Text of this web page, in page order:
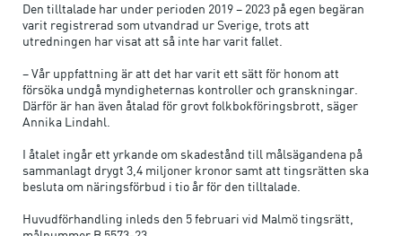
Den tilltalade har under perioden 2019 – 2023 på egen begäran
varit registrerad som utvandrad ur Sverige, trots att
utredningen har visat att så inte har varit fallet.
– Vår uppfattning är att det har varit ett sätt för honom att
försöka undgå myndigheternas kontroller och granskningar.
Därför är han även åtalad för grovt folkbokföringsbrott, säger
Annika Lindahl.
I åtalet ingår ett yrkande om skadestånd till målsägandena på
sammanlagt drygt 3,4 miljoner kronor samt att tingsrätten ska
besluta om näringsförbud i tio år för den tilltalade.
Huvudförhandling inleds den 5 februari vid Malmö tingsrätt,